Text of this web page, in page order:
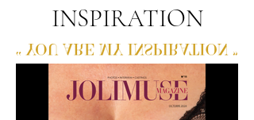
INSPIRATION